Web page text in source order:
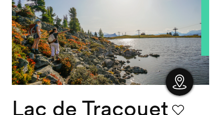
Afficher
Lac de Tracouet